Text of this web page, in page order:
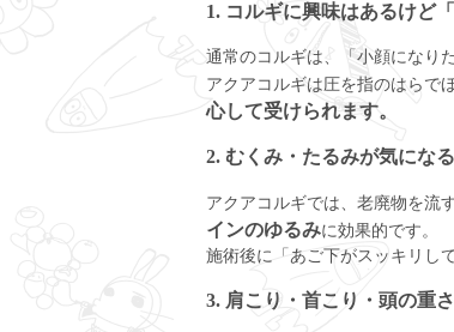
1. コルギに興味はあるけど
通常のコルギは、「小顔になり
アクアコルギは圧を指のはらで
心して受けられます。
2. むくみ・たるみが気にな
アクアコルギでは、老廃物を流
インのゆるみに効果的です。
施術後に「あご下がスッキリし
3. 肩こり・首こり・頭の重